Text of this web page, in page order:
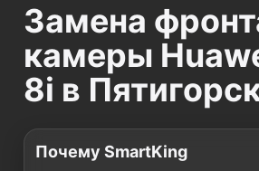
Замена
камеры
8i в
Почему SmartKing